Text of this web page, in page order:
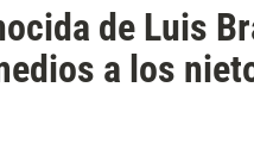
de Luis
a los